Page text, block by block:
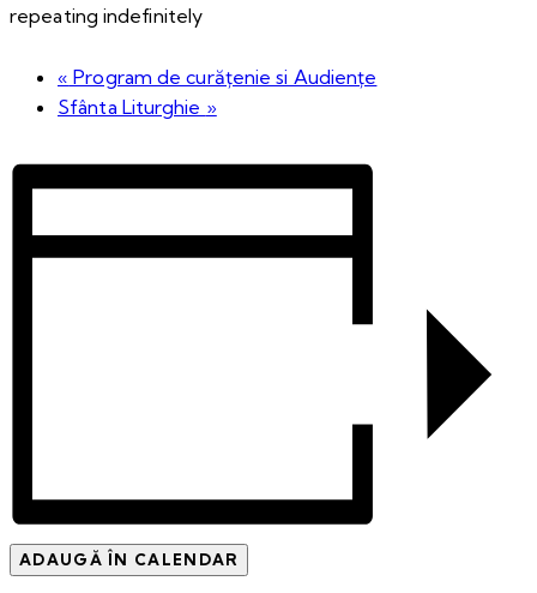
repeating indefinitely
« Program de curățenie si Audiențe
Sfânta Liturghie »
ADAUGĂ ÎN CALENDAR